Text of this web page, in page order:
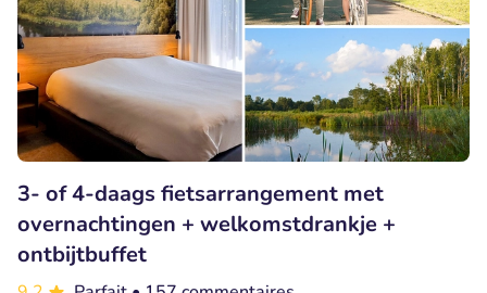
3- of 4-daags fietsarrangement met
overnachtingen + welkomstdrankje +
ontbijtbuffet